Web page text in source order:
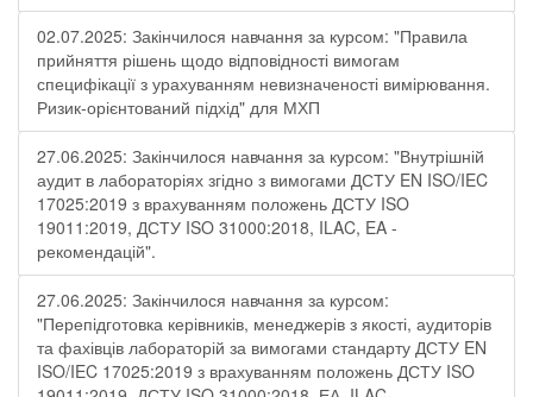
02.07.2025: Закінчилося навчання за курсом: "Правила
прийняття рішень щодо відповідності вимогам
специфікації з урахуванням невизначеності вимірювання.
Ризик-орієнтований підхід" для МХП
27.06.2025: Закінчилося навчання за курсом: "Внутрішній
аудит в лабораторіях згідно з вимогами ДСТУ EN ISO/IEC
17025:2019 з врахуванням положень ДСТУ ISO
19011:2019, ДСТУ ISO 31000:2018, ILAC, EA -
рекомендацій".
27.06.2025: Закінчилося навчання за курсом:
"Перепідготовка керівників, менеджерів з якості, аудиторів
та фахівців лабораторій за вимогами стандарту ДСТУ EN
ISO/IEC 17025:2019 з врахуванням положень ДСТУ ISO